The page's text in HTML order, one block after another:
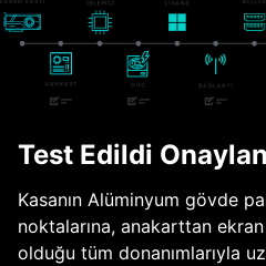
Test Edildi
Kasanın Alüminyum gövde
noktalarına, anakarttan
olduğu tüm donanımlarıyla